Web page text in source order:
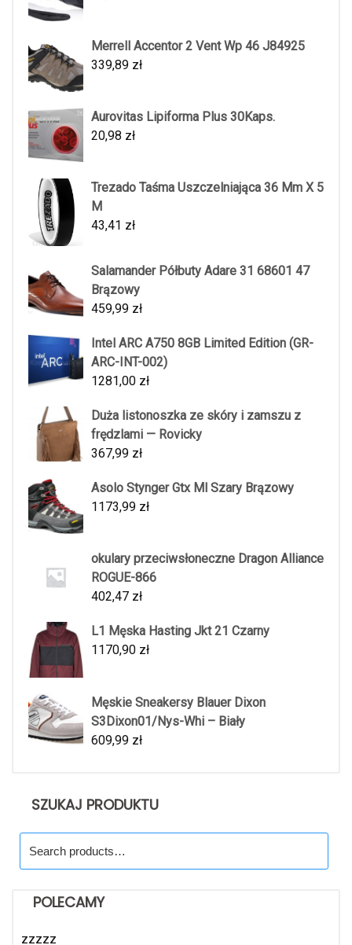
Merrell Accentor 2 Vent Wp 46 J84925
339,89 zł
Aurovitas Lipiforma Plus 30Kaps.
20,98 zł
Trezado Taśma Uszczelniająca 36 Mm X 5
M
43,41 zł
Salamander Półbuty Adare 31 68601 47
Brązowy
459,99 zł
Intel ARC A750 8GB Limited Edition (GR-
ARC-INT-002)
1281,00 zł
Duża listonoszka ze skóry i zamszu z
frędzlami — Rovicky
367,99 zł
Asolo Stynger Gtx Ml Szary Brązowy
1173,99 zł
okulary przeciwsłoneczne Dragon Alliance
ROGUE-866
402,47 zł
L1 Męska Hasting Jkt 21 Czarny
1170,90 zł
Męskie Sneakersy Blauer Dixon
S3Dixon01/Nys-Whi – Biały
609,99 zł
SZUKAJ PRODUKTU
for:
POLECAMY
zzzzz